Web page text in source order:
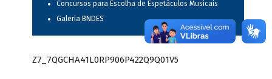
Concursos para Escolha de Espetáculos Musicais
Galeria BNDES
Z7_7QGCHA41L0RP906P422Q9Q01V5